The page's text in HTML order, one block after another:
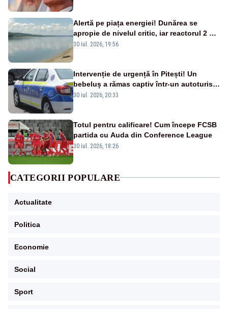
Alertă pe piața energiei! Dunărea se
apropie de nivelul critic, iar reactorul 2 de
la Cernavodă ar putea fi oprit
30 iul. 2026, 19:56
Intervenție de urgență în Pitești! Un
bebeluș a rămas captiv într-un autoturism
din cauza unei defecțiuni
30 iul. 2026, 20:33
Totul pentru calificare! Cum începe FCSB
partida cu Auda din Conference League
30 iul. 2026, 18:26
CATEGORII POPULARE
Actualitate
Politica
Economie
Social
Sport